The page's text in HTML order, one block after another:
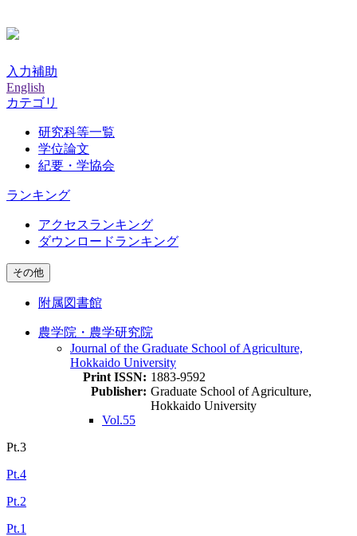
入力補助
English
カテゴリ
研究科等一覧
学位論文
紀要・学協会
ランキング
アクセスランキング
ダウンロードランキング
その他
附属図書館
農学院・農学研究院
Journal of the Graduate School of Agriculture,
Hokkaido University
Print ISSN: 1883-9592
Publisher: Graduate School of Agriculture,
Hokkaido University
Vol.55
Pt.3
Pt.4
Pt.2
Pt.1